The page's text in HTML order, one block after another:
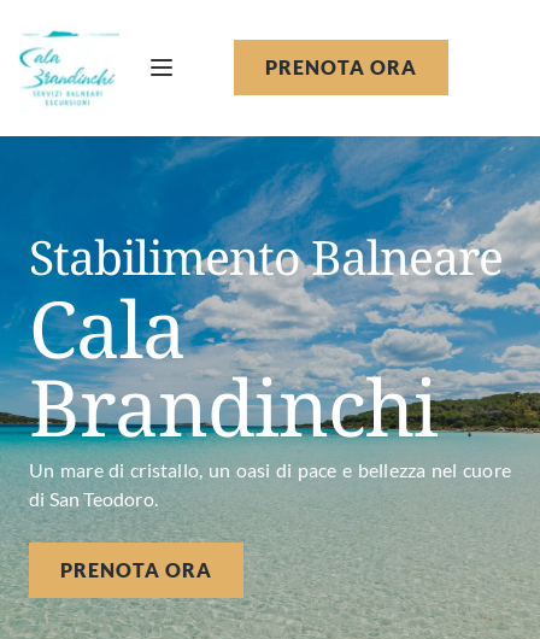
PRENOTA ORA
Stabilimento Balneare
Cala
Brandinchi
Un mare di cristallo, un oasi di pace e bellezza nel cuore
di San Teodoro.
PRENOTA ORA